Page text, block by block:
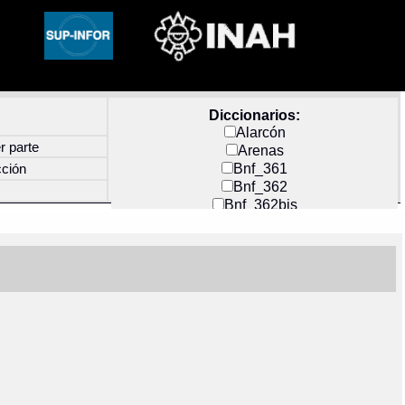
Diccionarios:
Alarcón
Arenas
Bnf_361
Bnf_362
Bnf_362bis
Docs_México
parte